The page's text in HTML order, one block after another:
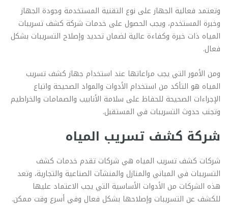
وتعتمد فعالية الجهاز على نوع التقنية المستخدمة وجودة الجهاز
وخبرة المستخدم، ويجب الحصول على خدمات شركة كشف تسريبات
المياه ذات خبرة وكفاءة عالية لضمان تحديد وإصلاح التسريبات بشكل
فعال.
ومن الأمور التي يجب مراعاتها عند استخدام جهاز كشف تسريب
المياه هو التأكد من استخدام الأدوات والمواد الصحيحة واتباع
الإجراءات الصحيحة للحفاظ على سلامة الأنابيب والصمامات والخراطيم
وتجنب حدوث التسريبات في المستقبل.
شركة كشف تسريب المياه
شركات كشف تسريب المياه هي شركات تقدم خدمات كشف
التسريبات في المباني والمنازل والمنشآت الصناعية والتجارية، وتعد
هذه الشركات من الأدوات الأساسية التي يجب الاعتماد عليها
للكشف عن التسريبات وإصلاحها بشكل فعال وفي أسرع وقت ممكن.